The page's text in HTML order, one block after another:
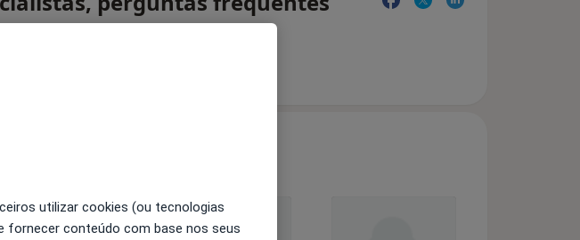
utilizar cookies (ou tecnologias
fornecer conteúdo com base nos seus